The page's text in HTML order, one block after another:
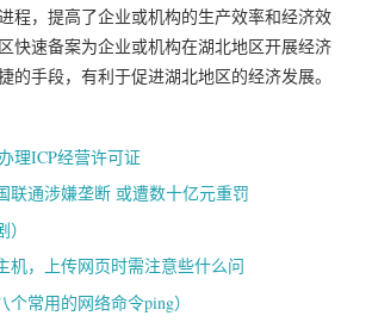
程，提高了企业或机构的生产效率和经济效
快速备案为企业或机构在湖北地区开展经济
的手段，有利于促进湖北地区的经济发展。
理ICP经营许可证
联通涉嫌垄断 或遭数十亿元重罚
机，上传网页时需注意些什么问
个常用的网络命令ping）